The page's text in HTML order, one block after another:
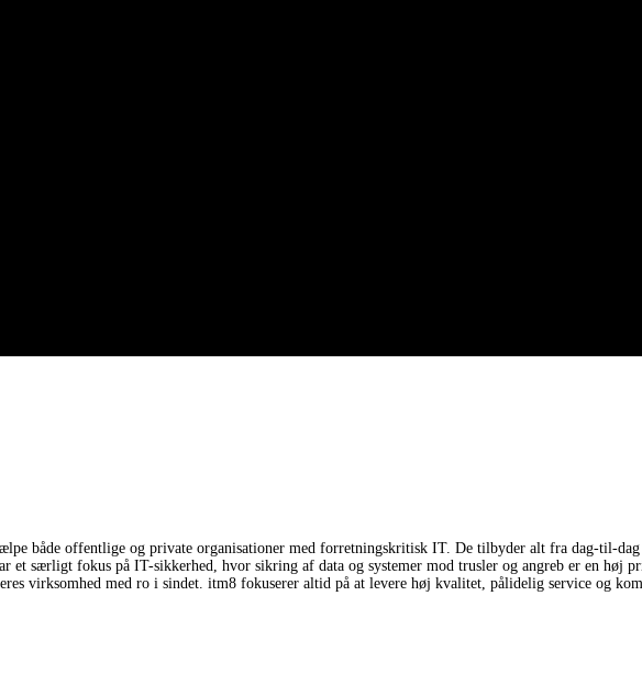
både offentlige og private organisationer med forretningskritisk IT. De tilbyder alt fra dag-til-
særligt fokus på IT-sikkerhed, hvor sikring af data og systemer mod trusler og angreb er en høj
virksomhed med ro i sindet. itm8 fokuserer altid på at levere høj kvalitet, pålidelig service og